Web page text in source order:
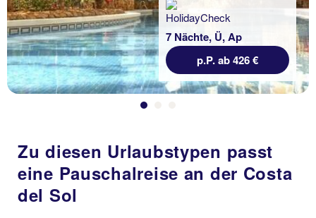
7 Nächte, Ü, Ap
p.P. ab 426 €
Zu diesen Urlaubstypen passt
eine Pauschalreise an der Costa
del Sol